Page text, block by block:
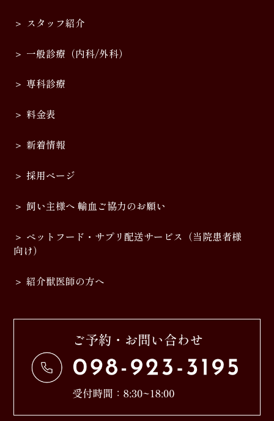
スタッフ紹介
一般診療（内科/外科）
専科診療
料金表
新着情報
採用ページ
飼い主様へ 輸血ご協力のお願い
ペットフード・サプリ配送サービス（当院患者様
向け）
紹介獣医師の方へ